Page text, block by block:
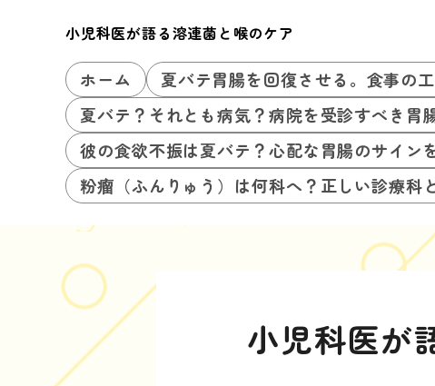
小児科医が語る溶連菌と喉のケア
ホーム 夏バテ胃腸を回復させる。食事の
夏バテ？それとも病気？病院を受診すべき胃
彼の食欲不振は夏バテ？心配な胃腸のサイン
粉瘤（ふんりゅう）は何科へ？正しい診療科
小児科医が